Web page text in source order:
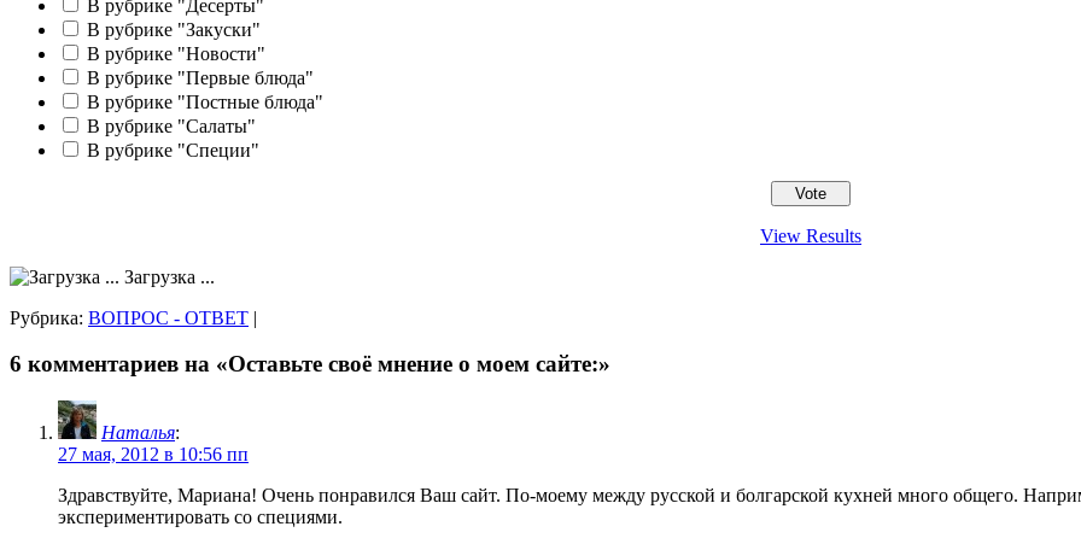
В рубрике "Десерты"
В рубрике "Закуски"
В рубрике "Новости"
В рубрике "Первые блюда"
В рубрике "Постные блюда"
В рубрике "Салаты"
В рубрике "Специи"
View Results
Загрузка ...
Рубрика: ВОПРОС - ОТВЕТ |
6 комментариев на «Оставьте своё мнение о моем сайте:»
Наталья:
27 мая, 2012 в 10:56 пп
Здравствуйте, Мариана! Очень понравился Ваш сайт. По-моему между русской и болгарской кухней много общего.
экспериментировать со специями.